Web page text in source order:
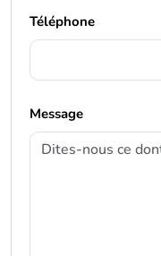
Téléphone
Message